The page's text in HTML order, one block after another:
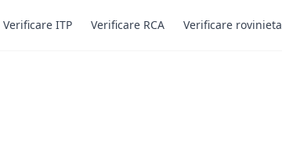
Verificare ITP Verificare RCA Verificare rovinieta